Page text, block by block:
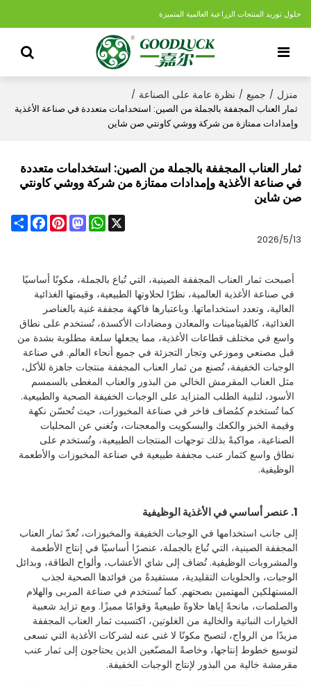
حلول توريد المنتجات الزراعية العالمية المتميزة
منزل / جميع / نظرة عامة على الصناعة /
ثمار العناب المجففة بالجملة من الصين: استخدامات متعددة في صناعة الأغذية
وإمدادات ممتازة من شركة ووشي كاونتي صن شاين
ثمار العناب المجففة بالجملة من الصين: استخدامات متعددة
في صناعة الأغذية وإمدادات ممتازة من شركة ووشي كاونتي
صن شاين
Share
FacebookPinterest
Mastodon
WhatsApp
X
2026/5/13
أصبحت ثمار العناب المجففة الصينية، التي تُباع بالجملة، مكونًا أساسيًا
في صناعة الأغذية العالمية، نظرًا لحلاوتها الطبيعية، وقيمتها الغذائية
العالية، وتعدد استخداماتها. وباعتبارها فاكهة مجففة غنية بالعناصر
الغذائية، كالفيتامينات والمعادن ومضادات الأكسدة، تُستخدم على نطاق
واسع في مختلف قطاعات الأغذية، مما يجعلها سلعة مطلوبة بشدة من
قبل مصنعي وموزعي وتجار التجزئة في جميع أنحاء العالم. في صناعة
الوجبات الخفيفة، تُصنع من ثمار العناب المجففة منتجات جاهزة للأكل،
مثل العناب المقرمش الخالي من البذور والعناب المغطى بالسمسم
الأسود، لتلبية الطلب المتزايد على الوجبات الخفيفة الصحية والطبيعية.
كما تُستخدم كمُضاف فاخر في صناعة المخبوزات، حيث تُحسّن نكهة
وقيمة الخبز والكعك والبسكويت والمعجنات، وتُغني عن المحليات
الصناعية، مواكبةً بذلك توجهات المنتجات الطبيعية، وتُستخدم على
نطاق واسع كثمار عنب مجففة طبيعية في صناعة المخبوزات والأطعمة
الوظيفية.
1. عنصر أساسي في الأغذية الوظيفية
إلى جانب استخدامها في الوجبات الخفيفة والمخبوزات، تُعدّ ثمار العناب
المجففة الصينية، التي تُباع بالجملة، عنصرًا أساسيًا في إنتاج الأطعمة
والمشروبات الوظيفية. تُضاف إلى شاي الأعشاب، وألواح الطاقة، وبدائل
الوجبات، والحلويات التقليدية، مستفيدةً من فوائدها الصحية لجذب
المستهلكين المهتمين بصحتهم. كما تُستخدم في صناعة المربى والهلام
والصلصات، مانحةً إياها حلاوةً طبيعيةً وقوامًا مميزًا. ومع تزايد شعبية
الخيارات النباتية والخالية من الغلوتين، اكتسبت ثمار العناب المجففة
مزيدًا من الرواج، لتصبح مكونًا لا غنى عنه لشركات الأغذية التي تسعى
لتوسيع خطوط إنتاجها، وخاصةً المصنّعين الذين يحتاجون إلى ثمار عنب
مقرمشة خالية من البذور لإنتاج الوجبات الخفيفة.